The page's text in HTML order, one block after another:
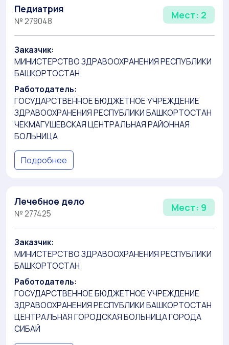
Педиатрия
№ 279048
Мест: 2
Заказчик:
МИНИСТЕРСТВО ЗДРАВООХРАНЕНИЯ РЕСПУБЛИКИ
БАШКОРТОСТАН
Работодатель:
ГОСУДАРСТВЕННОЕ БЮДЖЕТНОЕ УЧРЕЖДЕНИЕ
ЗДРАВООХРАНЕНИЯ РЕСПУБЛИКИ БАШКОРТОСТАН
ЧЕКМАГУШЕВСКАЯ ЦЕНТРАЛЬНАЯ РАЙОННАЯ
БОЛЬНИЦА
Подробнее
Лечебное дело
№ 277425
Мест: 9
Заказчик:
МИНИСТЕРСТВО ЗДРАВООХРАНЕНИЯ РЕСПУБЛИКИ
БАШКОРТОСТАН
Работодатель:
ГОСУДАРСТВЕННОЕ БЮДЖЕТНОЕ УЧРЕЖДЕНИЕ
ЗДРАВООХРАНЕНИЯ РЕСПУБЛИКИ БАШКОРТОСТАН
ЦЕНТРАЛЬНАЯ ГОРОДСКАЯ БОЛЬНИЦА ГОРОДА
СИБАЙ